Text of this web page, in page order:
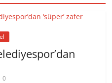
0